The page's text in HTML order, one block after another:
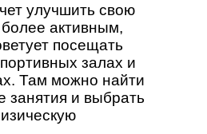
улучшить свою
активным,
посещать
залах и
Там можно найти
занятия и выбрать